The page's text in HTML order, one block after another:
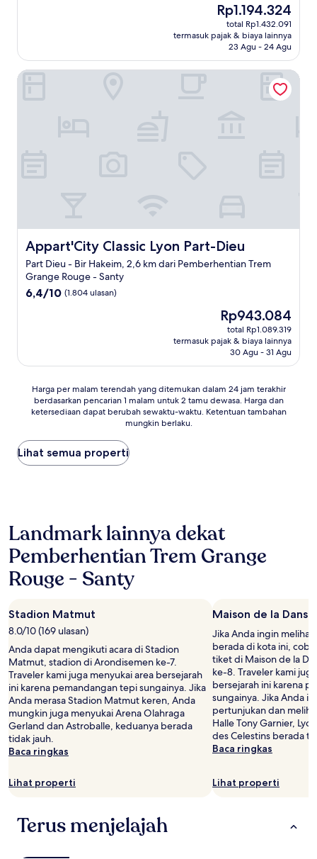
ulasan)
Harga
sekarang
Rp1.194.324
Rp1.194.324
total Rp1.432.091
termasuk pajak & biaya lainnya
23 Agu - 24 Agu
Appart'City Classic Lyon Part-Dieu
Appart'City Classic Lyon Part-Dieu
Part Dieu - Bir Hakeim, 2,6 km dari Pemberhentian Trem
Grange Rouge - Santy
6.4
6,4/10 (1.804 ulasan)
Harga
sekarang
Rp943.084
Rp943.084
total Rp1.089.319
termasuk pajak & biaya lainnya
30 Agu - 31 Agu
Appart'City Classic Lyon Part-Dieu
Harga
malam
yang
ditemukan
dalam
pencarian
1
malam
2
Harga
dan
ketersediaan
dapat
berubah
sewaktu-
waktu.
Ketentuan
tambahan
mungkin
berlaku.
Harga per malam terendah yang ditemukan dalam 24 jam terakhir
berdasarkan pencarian 1 malam untuk 2 tamu dewasa. Harga dan
ketersediaan dapat berubah sewaktu-waktu. Ketentuan tambahan
mungkin berlaku.
Lihat semua properti
Landmark lainnya dekat
Pemberhentian Trem Grange
Rouge - Santy
Stadion Matmut
8.0/10 (169 ulasan)
Anda dapat mengikuti acara di Stadion
Matmut, stadion di Arondisemen ke-7.
Traveler kami juga menyukai area bersejarah
ini karena pemandangan tepi sungainya. Jika
Anda merasa Stadion Matmut keren, Anda
mungkin juga menyukai Arena Olahraga
Gerland dan Astroballe, keduanya berada
tidak jauh.
Baca ringkas
Lihat properti
Maison de la Danse
Jika Anda ingin
berada di kota ini,
tiket di Maison de la
ke-8. Traveler kami
bersejarah ini karena
sungainya. Jika Anda
pertunjukan dan
Halle Tony Garnier,
des Celestins berada
Baca ringkas
Lihat properti
Terus menjelajah